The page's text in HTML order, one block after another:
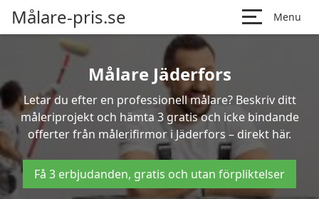
Målare-pris.se Menu
Målare Jäderfors
Letar du efter en professionell målare? Beskriv ditt
måleriprojekt och hämta 3 gratis och icke bindande
offerter från målerifirmor i Jäderfors – direkt här.
Få 3 erbjudanden, gratis och utan förpliktelser